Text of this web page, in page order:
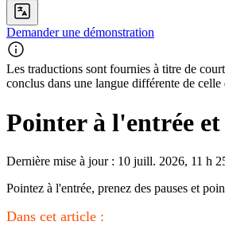
Demander une démonstration
Les traductions sont fournies à titre de
conclus dans une langue différente de celle
Pointer à l'entrée
Dernière mise à jour : 10 juill. 2026, 11 h
Pointez à l'entrée, prenez des pauses et
Dans cet article :